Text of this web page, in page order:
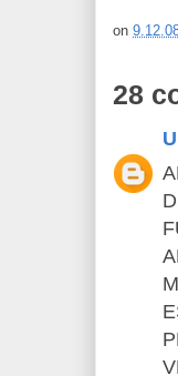
on
28